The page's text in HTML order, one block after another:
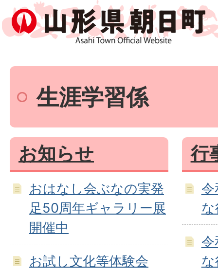
生涯学習係
お知らせ
おはなし会ぶなの実発
足50周年ギャラリー展
開催中
お試し文化等体験会
行
令
令